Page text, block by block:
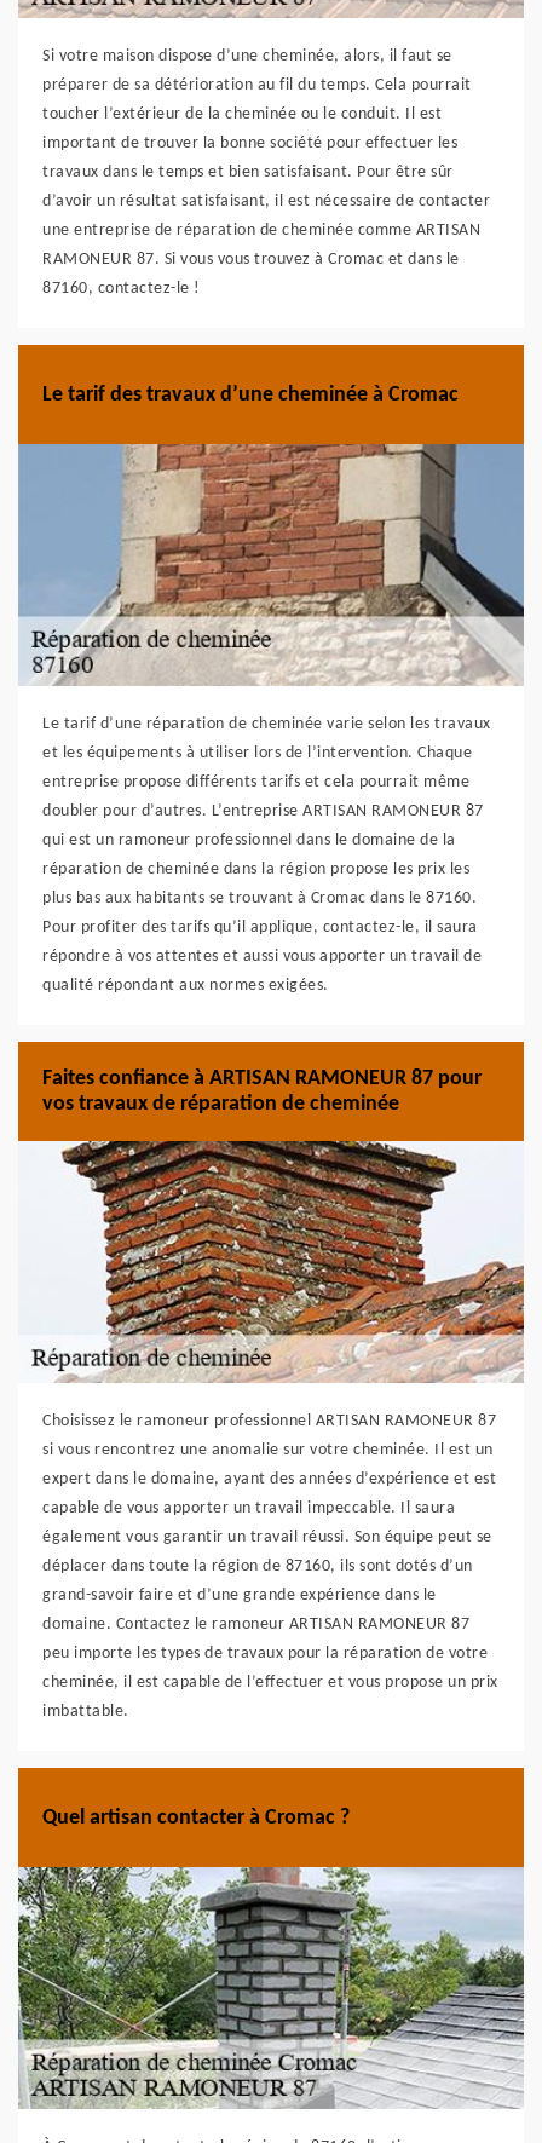
Si votre maison dispose d’une cheminée, alors, il faut se
préparer de sa détérioration au fil du temps. Cela pourrait
toucher l’extérieur de la cheminée ou le conduit. Il est
important de trouver la bonne société pour effectuer les
travaux dans le temps et bien satisfaisant. Pour être sûr
d’avoir un résultat satisfaisant, il est nécessaire de contacter
une entreprise de réparation de cheminée comme ARTISAN
RAMONEUR 87. Si vous vous trouvez à Cromac et dans le
87160, contactez-le !
Le tarif des travaux d’une cheminée à Cromac
Le tarif d’une réparation de cheminée varie selon les travaux
et les équipements à utiliser lors de l’intervention. Chaque
entreprise propose différents tarifs et cela pourrait même
doubler pour d’autres. L’entreprise ARTISAN RAMONEUR 87
qui est un ramoneur professionnel dans le domaine de la
réparation de cheminée dans la région propose les prix les
plus bas aux habitants se trouvant à Cromac dans le 87160.
Pour profiter des tarifs qu’il applique, contactez-le, il saura
répondre à vos attentes et aussi vous apporter un travail de
qualité répondant aux normes exigées.
Faites confiance à ARTISAN RAMONEUR 87 pour
vos travaux de réparation de cheminée
Choisissez le ramoneur professionnel ARTISAN RAMONEUR 87
si vous rencontrez une anomalie sur votre cheminée. Il est un
expert dans le domaine, ayant des années d’expérience et est
capable de vous apporter un travail impeccable. Il saura
également vous garantir un travail réussi. Son équipe peut se
déplacer dans toute la région de 87160, ils sont dotés d’un
grand-savoir faire et d’une grande expérience dans le
domaine. Contactez le ramoneur ARTISAN RAMONEUR 87
peu importe les types de travaux pour la réparation de votre
cheminée, il est capable de l’effectuer et vous propose un prix
imbattable.
Quel artisan contacter à Cromac ?